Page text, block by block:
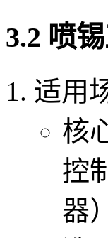
3.2 喷
适用
核
控
器